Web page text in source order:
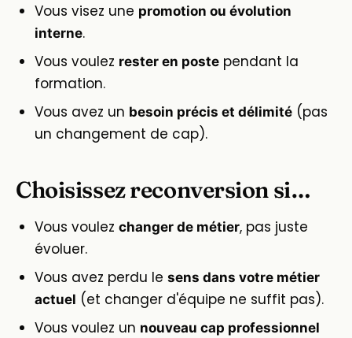
Vous visez une promotion ou évolution
interne.
Vous voulez rester en poste pendant la
formation.
Vous avez un besoin précis et délimité (pas
un changement de cap).
Choisissez reconversion si…
Vous voulez changer de métier, pas juste
évoluer.
Vous avez perdu le sens dans votre métier
actuel (et changer d'équipe ne suffit pas).
Vous voulez un nouveau cap professionnel